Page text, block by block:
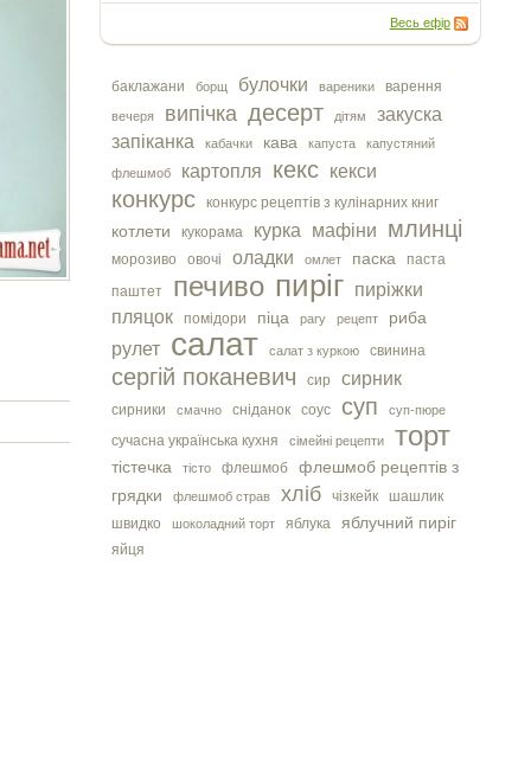
Весь ефір
баклажани борщ булочки вареники варення
вечеря випічка десерт дітям
закуска
запіканка
кабачки кава капуста капустяний
флешмоб картопля кекс кекси
конкурс конкурс рецептів з кулінарних книг
котлети кукорама курка мафіни млинці
морозиво овочі оладки омлет паска
паста
паштет
печиво пиріг пиріжки
пляцок
помідори піца рагу рецепт риба
рулет салат салат з куркою свинина
сергiй поканевич сир сирник
сирники смачно сніданок соус суп суп-пюре
сучасна українська кухня сімейні рецепти торт
тістечка тісто флешмоб
флешмоб рецептів з
грядки
флешмоб страв хліб чізкейк
шашлик
швидко
шоколадний торт яблука яблучний пиріг
яйця